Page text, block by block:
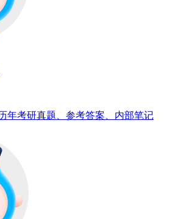
年考研真题、参考答案、内部笔记